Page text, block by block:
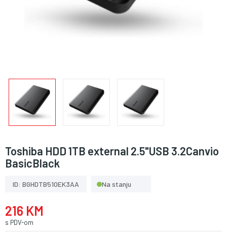
Toshiba HDD 1TB external 2.5"USB 3.2Canvio
BasicBlack
ID: BGHDTB510EK3AA Na stanju
216 KM
s PDV-om